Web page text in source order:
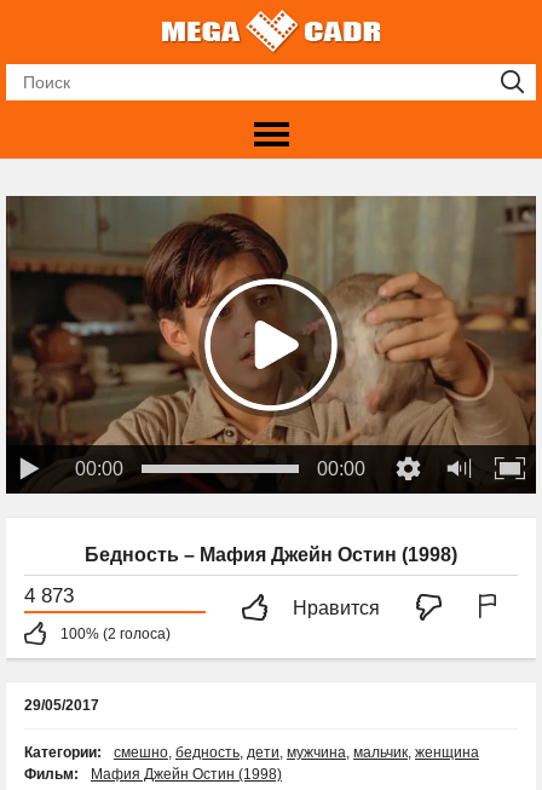
00:00 00:00
Бедность – Мафия Джейн Остин (1998)
4 873
100% (2 голоса)
Нравится
29/05/2017
Категории: смешно, бедность, дети, мужчина, мальчик, женщина
Фильм:
Мафия Джейн Остин (1998)